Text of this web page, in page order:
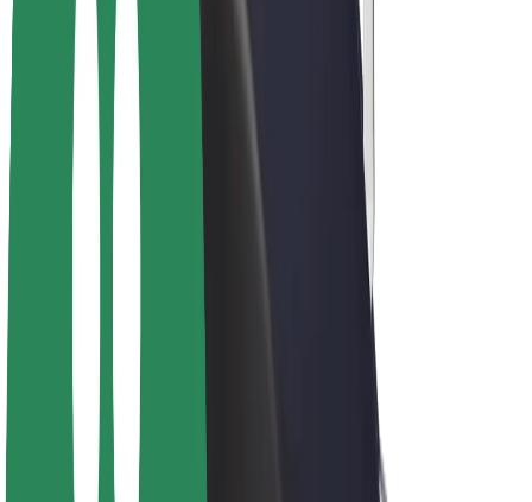
Ingresos de conductor/a
Repartidores
Ingresos de repartidor
Trabajá con nosotros
Sostenibilidad en Bolt
Project Zero